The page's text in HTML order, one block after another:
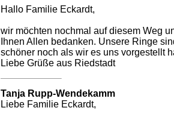
Hallo Familie Eckardt,
wir möchten nochmal auf diesem Weg
Ihnen Allen bedanken. Unsere Ringe
schöner noch als wir es uns vorgestellt
Liebe Grüße aus Riedstadt
Tanja Rupp-Wendekamm
Liebe Familie Eckardt,